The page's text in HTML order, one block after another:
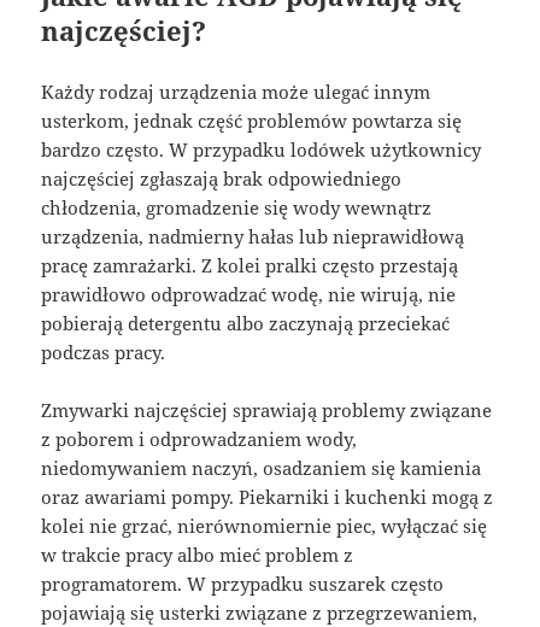
najczęściej?
Każdy rodzaj urządzenia może ulegać innym
usterkom, jednak część problemów powtarza się
bardzo często. W przypadku lodówek użytkownicy
najczęściej zgłaszają brak odpowiedniego
chłodzenia, gromadzenie się wody wewnątrz
urządzenia, nadmierny hałas lub nieprawidłową
pracę zamrażarki. Z kolei pralki często przestają
prawidłowo odprowadzać wodę, nie wirują, nie
pobierają detergentu albo zaczynają przeciekać
podczas pracy.
Zmywarki najczęściej sprawiają problemy związane
z poborem i odprowadzaniem wody,
niedomywaniem naczyń, osadzaniem się kamienia
oraz awariami pompy. Piekarniki i kuchenki mogą z
kolei nie grzać, nierównomiernie piec, wyłączać się
w trakcie pracy albo mieć problem z
programatorem. W przypadku suszarek często
pojawiają się usterki związane z przegrzewaniem,